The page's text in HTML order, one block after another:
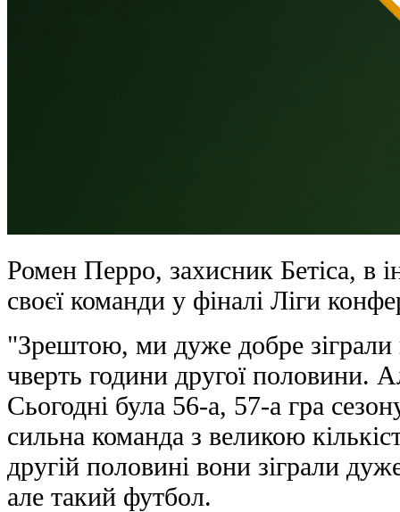
Ромен Перро, захисник Бетіса, в
своєї команди у фіналі Ліги
"Зрештою, ми дуже добре
чверть години другої половини.
Сьогодні була 56-а, 57-а гра
сильна команда з великою
другій половині вони зіграли
але такий футбол.